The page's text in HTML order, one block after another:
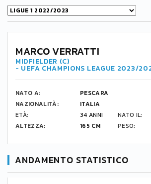
MARCO VERRATTI
MIDFIELDER (C)
- UEFA CHAMPIONS LEAGUE 2023/
NATO A:
PESCARA
NAZIONALITÀ:
ITALIA
ETÀ:
34 ANNI NATO IL:
ALTEZZA:
165 CM PESO:
ANDAMENTO STATISTICO